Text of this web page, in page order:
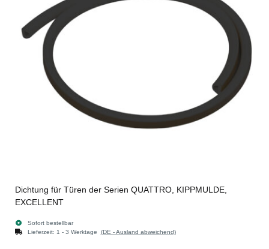
Dichtung für Türen der Serien QUATTRO, KIPPMULDE,
EXCELLENT
Sofort bestellbar
Lieferzeit: 1 - 3 Werktage (DE - Ausland abweichend)